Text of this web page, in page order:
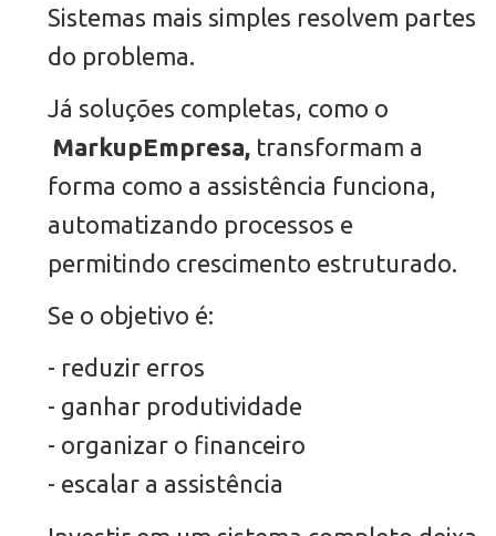
Sistemas mais simples resolvem partes
do problema.
Já soluções completas, como o
MarkupEmpresa,transformam a
forma como a assistência funciona,
automatizando processos e
permitindo crescimento estruturado.
Se o objetivo é:
- reduzir erros
- ganhar produtividade
- organizar o financeiro
- escalar a assistência